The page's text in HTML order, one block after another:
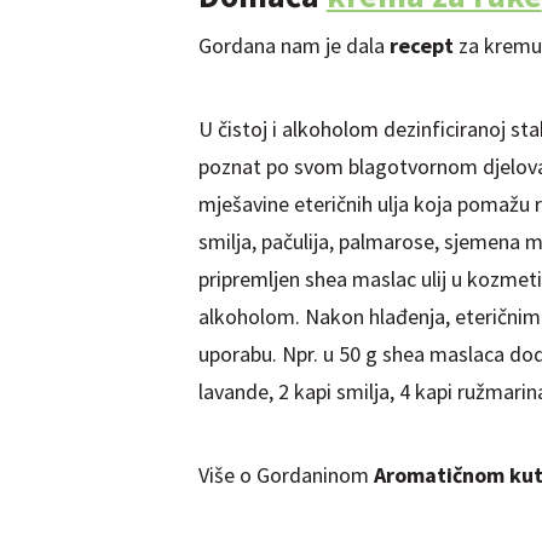
Gordana nam je dala recept za
U čistoj i alkoholom dezinficiranoj
poznat po svom blagotvornom
mješavine eteričnih ulja koja
smilja, pačulija, palmarose, sjemena
pripremljen shea maslac ulij u
alkoholom. Nakon hlađenja,
uporabu. Npr. u 50 g shea maslaca
lavande, 2 kapi smilja, 4 kapi
Više o Gordaninom Aromatičnom